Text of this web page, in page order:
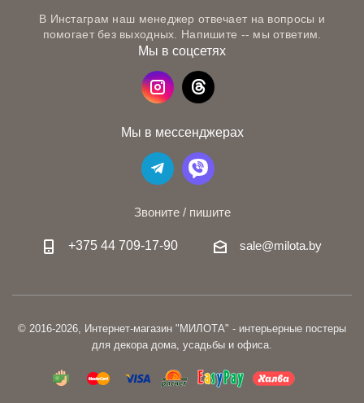
В Инстаграм наш менеджер отвечает на вопросы и
помогает без выходных. Напишите -- мы ответим.
Мы в соцсетях
Мы в мессенджерах
Звоните / пишите
+375 44 709-17-90 sale@milota.by
© 2016-2026, Интернет-магазин "МИЛОТА" - интерьерные постеры
для декора дома, усадьбы и офиса.